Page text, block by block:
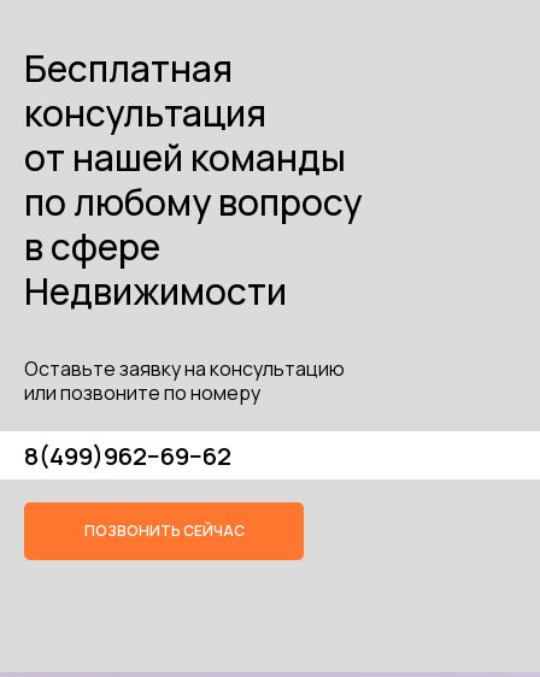
Бесплатная
консультация
от нашей команды
по любому вопросу
в сфере
Недвижимости
Оставьте заявку на консультацию
или позвоните по номеру
8(499)962−69−62
ПОЗВОНИТЬ СЕЙЧАС